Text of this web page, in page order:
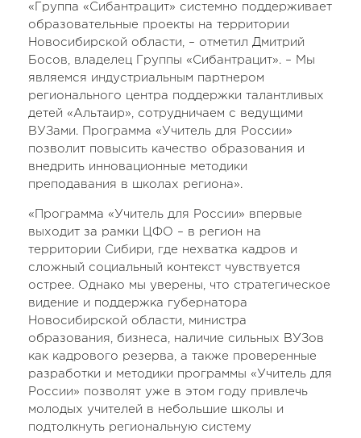
«Группа «Сибантрацит» системно поддерживает
образовательные проекты на территории
Новосибирской области, – отметил Дмитрий
Босов, владелец Группы «Сибантрацит». – Мы
являемся индустриальным партнером
регионального центра поддержки талантливых
детей «Альтаир», сотрудничаем с ведущими
ВУЗами. Программа «Учитель для России»
позволит повысить качество образования и
внедрить инновационные методики
преподавания в школах региона».
«Программа «Учитель для России» впервые
выходит за рамки ЦФО – в регион на
территории Сибири, где нехватка кадров и
сложный социальный контекст чувствуется
острее. Однако мы уверены, что стратегическое
видение и поддержка губернатора
Новосибирской области, министра
образования, бизнеса, наличие сильных ВУЗов
как кадрового резерва, а также проверенные
разработки и методики программы «Учитель для
России» позволят уже в этом году привлечь
молодых учителей в небольшие школы и
подтолкнуть региональную систему